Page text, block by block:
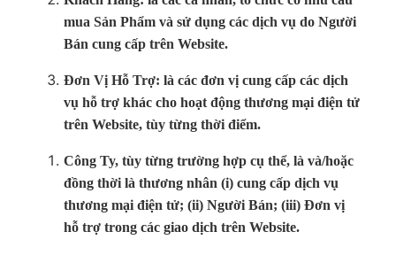
mua Sản Phẩm và sử dụng các dịch vụ do Người
Bán cung cấp trên Website.
Đơn Vị Hỗ Trợ: là các đơn vị cung cấp các dịch
vụ hỗ trợ khác cho hoạt động thương mại điện tử
trên Website, tùy từng thời điểm.
Công Ty, tùy từng trường hợp cụ thể, là và/hoặc
đồng thời là thương nhân (i) cung cấp dịch vụ
thương mại điện tử; (ii) Người Bán; (iii) Đơn vị
hỗ trợ trong các giao dịch trên Website.